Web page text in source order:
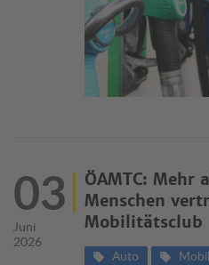
03
Juni
2026
ÖAMTC: Mehr
Menschen
Mobilitätsclub
Auto